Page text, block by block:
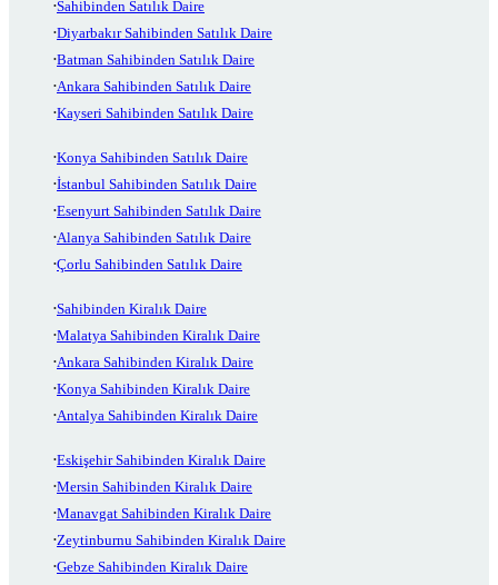
Sahibinden Satılık Daire
Diyarbakır Sahibinden Satılık Daire
Batman Sahibinden Satılık Daire
Ankara Sahibinden Satılık Daire
Kayseri Sahibinden Satılık Daire
Konya Sahibinden Satılık Daire
İstanbul Sahibinden Satılık Daire
Esenyurt Sahibinden Satılık Daire
Alanya Sahibinden Satılık Daire
Çorlu Sahibinden Satılık Daire
Sahibinden Kiralık Daire
Malatya Sahibinden Kiralık Daire
Ankara Sahibinden Kiralık Daire
Konya Sahibinden Kiralık Daire
Antalya Sahibinden Kiralık Daire
Eskişehir Sahibinden Kiralık Daire
Mersin Sahibinden Kiralık Daire
Manavgat Sahibinden Kiralık Daire
Zeytinburnu Sahibinden Kiralık Daire
Gebze Sahibinden Kiralık Daire